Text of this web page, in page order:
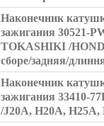
Наконечник
зажигания 30521-
TOKASHIKI /
сборе/задняя/
Наконечник
зажигания 33410-
/J20A, H20A, H25A,